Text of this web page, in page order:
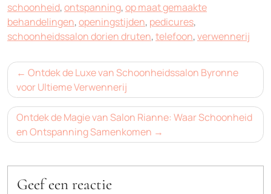
schoonheid,ontspanning,op maat gemaakte
behandelingen,openingstijden, pedicures,
schoonheidssalon dorien druten,telefoon,verwennerij
Bericht
navigatie
Ontdek de Luxe van Schoonheidssalon Byronne
voor Ultieme Verwennerij
Ontdek de Magie van Salon Rianne: Waar Schoonheid
en Ontspanning Samenkomen
Geef een reactie